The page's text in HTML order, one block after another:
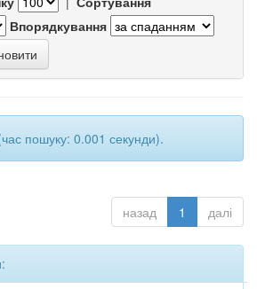
Впорядкування
пошуку: 0.001 секунди).
назад 1 далі